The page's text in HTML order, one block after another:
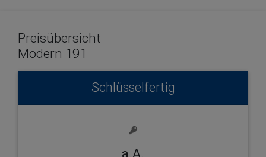
Preisübersicht
Modern 191
Schlüsselfertig
a.A.